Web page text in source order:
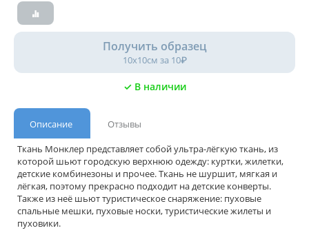
Получить образец
10х10см за 10₽
✓ В наличии
Описание
Отзывы
Ткань Монклер представляет собой ультра-лёгкую ткань, из
которой шьют городскую верхнюю одежду: куртки, жилетки,
детские комбинезоны и прочее. Ткань не шуршит, мягкая и
лёгкая, поэтому прекрасно подходит на детские конверты.
Также из неё шьют туристическое снаряжение: пуховые
спальные мешки, пуховые носки, туристические жилеты и
пуховики.